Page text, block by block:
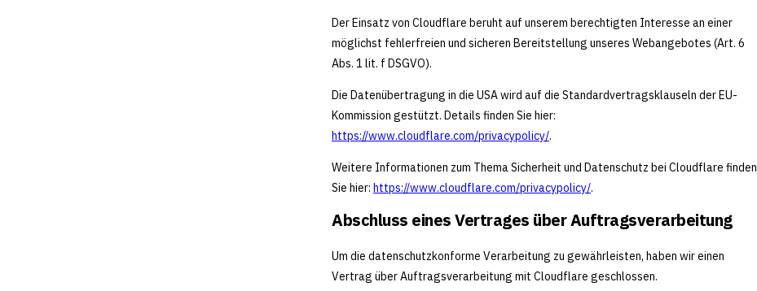
Der Einsatz von Cloudflare beruht auf unserem berechtigten Interesse an einer
möglichst fehlerfreien und sicheren Bereitstellung unseres Webangebotes (Art. 6
Abs. 1 lit. f DSGVO).
Die Datenübertragung in die USA wird auf die Standardvertragsklauseln der EU-
Kommission gestützt. Details finden Sie hier:
https://www.cloudflare.com/privacypolicy/.
Weitere Informationen zum Thema Sicherheit und Datenschutz bei Cloudflare finden
Sie hier: https://www.cloudflare.com/privacypolicy/.
Abschluss eines Vertrages über Auftragsverarbeitung
Um die datenschutzkonforme Verarbeitung zu gewährleisten, haben wir einen
Vertrag über Auftragsverarbeitung mit Cloudflare geschlossen.